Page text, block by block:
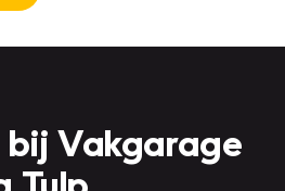
Vakgarage